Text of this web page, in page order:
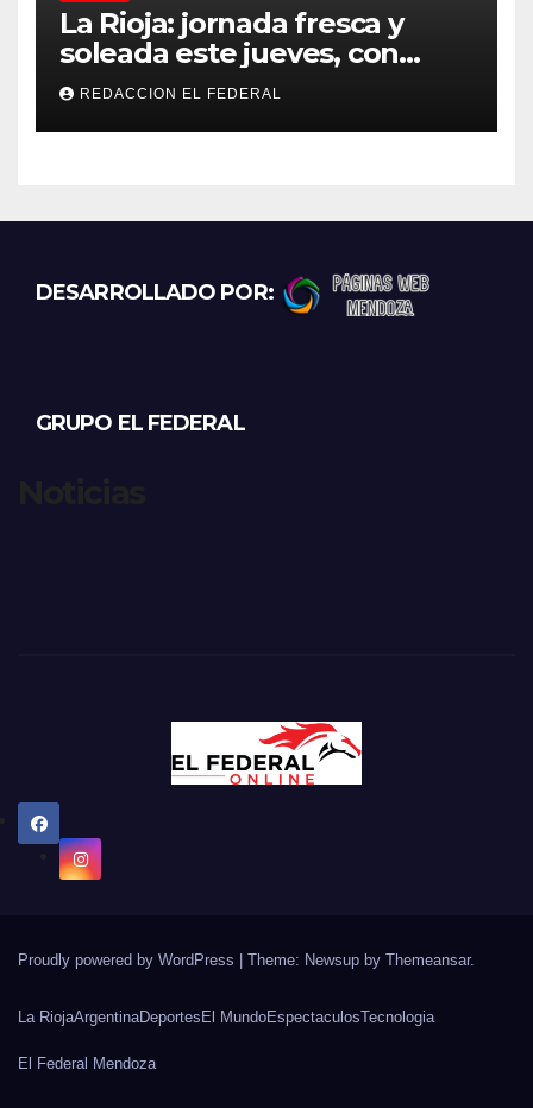
La Rioja: jornada fresca y
soleada este jueves, con
temperaturas estables para
el viernes
REDACCION EL FEDERAL
DESARROLLADO POR:
GRUPO EL FEDERAL
Proudly powered by WordPress | Theme: Newsup by Themeansar.
La RiojaArgentinaDeportes El MundoEspectaculosTecnologia
El Federal Mendoza